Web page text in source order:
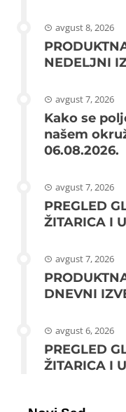
avgust 8, 2026
NEDELJNI
avgust 7, 2026
Kako se
našem
06.08.2026.
avgust 7, 2026
PREGLED
ŽITARICA I
avgust 7, 2026
DNEVNI
avgust 6, 2026
PREGLED
ŽITARICA I